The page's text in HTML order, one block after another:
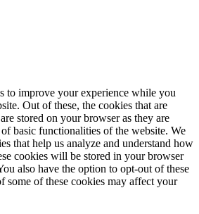
to improve your experience while you
Out of these, the cookies that are
stored on your browser as they are
basic functionalities of the website. We
that help us analyze and understand how
cookies will be stored in your browser
also have the option to opt-out of these
some of these cookies may affect your